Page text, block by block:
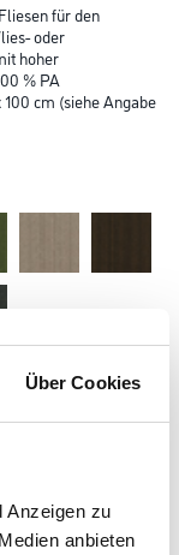
Über Cookies
Anzeigen zu
anbieten
für den
oder
hoher
% PA
cm (siehe Angabe